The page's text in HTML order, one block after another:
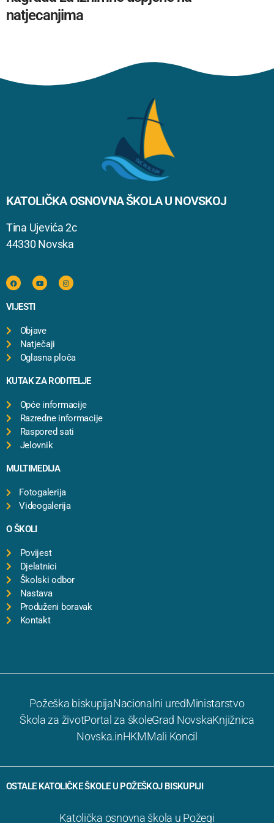
natjecanjima
KATOLIČKA OSNOVNA ŠKOLA U NOVSKOJ
Tina Ujevića 2c
44330 Novska
VIJESTI
Objave
Natječaji
Oglasna ploča
KUTAK ZA RODITELJE
Opće informacije
Razredne informacije
Raspored sati
Jelovnik
MULTIMEDIJA
Fotogalerija
Videogalerija
O ŠKOLI
Povijest
Djelatnici
Školski odbor
Nastava
Produženi boravak
Kontakt
Požeška biskupijaNacionalni uredMinistarstvo
Škola za životPortal za školeGrad NovskaKnjižnica
Novska.inHKMMali Koncil
OSTALE KATOLIČKE ŠKOLE U POŽEŠKOJ BISKUPIJI
Katolička osnovna škola u Požegi